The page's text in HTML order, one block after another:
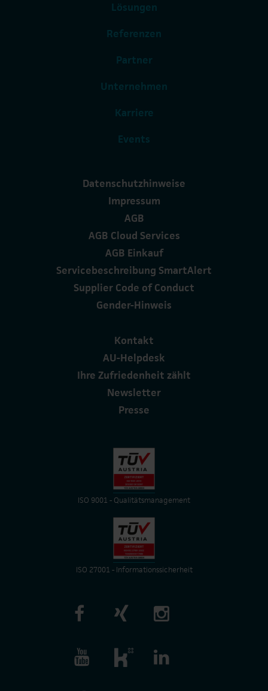
Lösungen
Referenzen
Partner
Unternehmen
Karriere
Events
Datenschutzhinweise
Impressum
AGB
AGB Cloud Services
AGB Einkauf
Servicebeschreibung SmartAlert
Supplier Code of Conduct
Gender-Hinweis
Kontakt
AU-Helpdesk
Ihre Zufriedenheit zählt
Newsletter
Presse
ISO 9001 - Qualitätsmanagement
ISO 27001 - Informationssicherheit